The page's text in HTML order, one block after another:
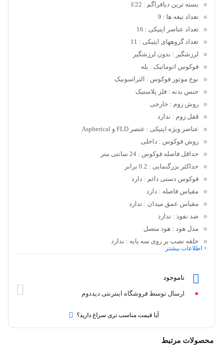
بسته ترین دیافراگم : f/22
تعداد تیغه ها : 9
تعداد عناصر اپتیکی : 16
تعداد گروههای اپتیکی : 11
لرزشگیر : بدون لرزشگیر
فوکوس اتوماتیک : بله
نوع موتور فوکوس : التراسونیک
جنس بدنه : فلز پلاستیک
روش زوم : خارجی
قفل زوم : ندارد
عناصر ویژه اپتیکی : عنصر FLD و Aspherical
روش فوکوس : داخلی
حداقل فاصله فوکوس : 24 سانتی متر
حداکثر بزرگنمایی : 0.2 برابر
فوکوس دستی دائم : دارد
مقیاس فاصله : دارد
مقیاس عمق میدان : ندارد
ضد نفوذ : ندارد
مدل هود : هود متصل
حلقه نصب بر روی سه پایه : ندارد
+ اطلاعات بیشتر
ناموجود
ارسال توسط فروشگاه اینترنتی دیددوم
آیا قیمت مناسب تری سراغ دارید؟
محصولات مرتبط